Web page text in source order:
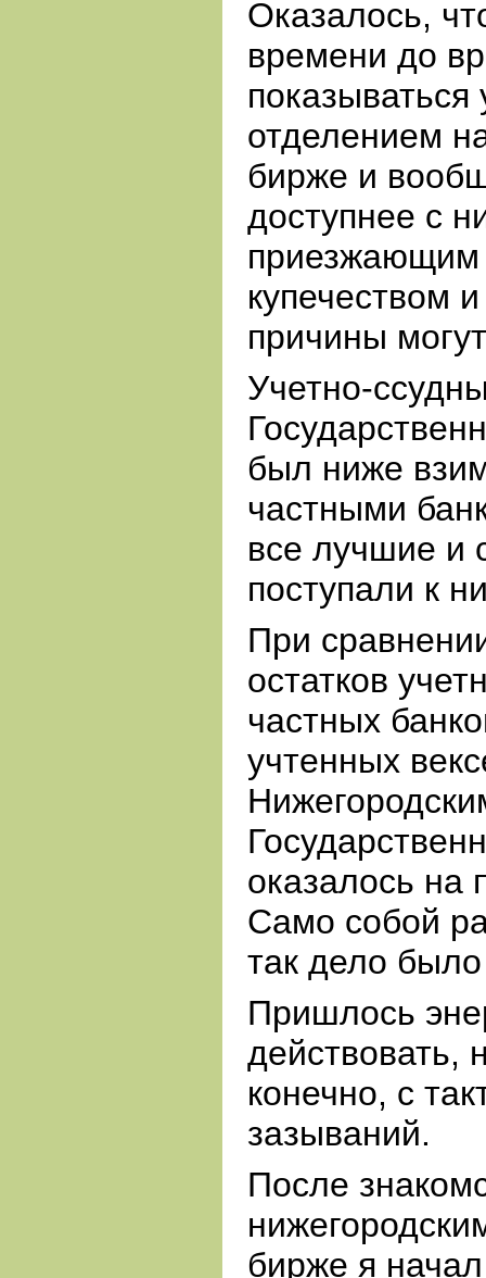
Оказалось,
времени до
отделением
бирже и
доступнее с
приезжающим
купечеством
причины
Учетно-
был ниже
частными
все лучшие и
поступали к
При
остатков
частных
учтенных
оказалось на
Само собой
так дело
Пришлось
действовать,
конечно, с
зазываний.
После
бирже я